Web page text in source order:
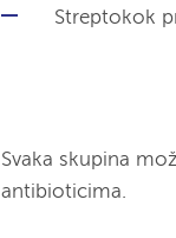
Streptokok
Svaka skupina
antibioticima.